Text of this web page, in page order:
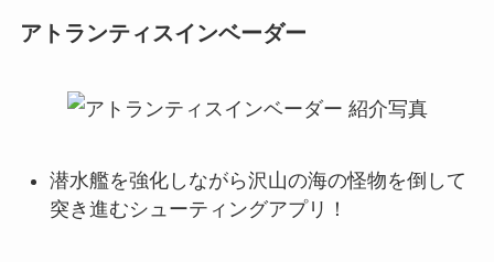
アトランティスインベーダー
潜水艦を強化しながら沢山の海の怪物を倒して
突き進むシューティングアプリ！